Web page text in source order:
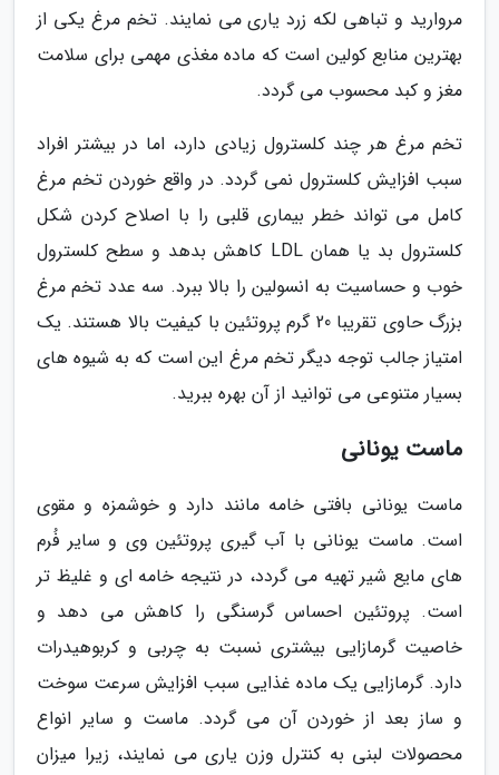
مروارید و تباهی لکه زرد یاری می نمایند. تخم مرغ یکی از
بهترین منابع کولین است که ماده مغذی مهمی برای سلامت
مغز و کبد محسوب می گردد.
تخم مرغ هر چند کلسترول زیادی دارد، اما در بیشتر افراد
سبب افزایش کلسترول نمی گردد. در واقع خوردن تخم مرغ
کامل می تواند خطر بیماری قلبی را با اصلاح کردن شکل
کلسترول بد یا همان LDL کاهش بدهد و سطح کلسترول
خوب و حساسیت به انسولین را بالا ببرد. سه عدد تخم مرغ
بزرگ حاوی تقریبا 20 گرم پروتئین با کیفیت بالا هستند. یک
امتیاز جالب توجه دیگر تخم مرغ این است که به شیوه های
بسیار متنوعی می توانید از آن بهره ببرید.
ماست یونانی
ماست یونانی بافتی خامه مانند دارد و خوشمزه و مقوی
است. ماست یونانی با آب گیری پروتئین وی و سایر فُرم
های مایع شیر تهیه می گردد، در نتیجه خامه ای و غلیظ تر
است. پروتئین احساس گرسنگی را کاهش می دهد و
خاصیت گرمازایی بیشتری نسبت به چربی و کربوهیدرات
دارد. گرمازایی یک ماده غذایی سبب افزایش سرعت سوخت
و ساز بعد از خوردن آن می گردد. ماست و سایر انواع
محصولات لبنی به کنترل وزن یاری می نمایند، زیرا میزان